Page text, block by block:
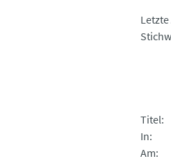
Titel
In
Am